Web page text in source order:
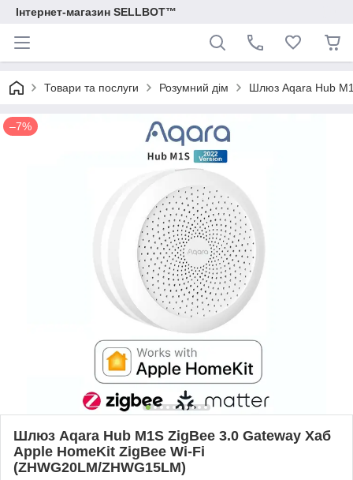
Інтернет-магазин SELLBOT™
Товари та послуги Розумний дім Шлюз Aqara Hub
–7%
Шлюз Aqara Hub M1S ZigBee 3.0 Gateway Хаб
Apple HomeKit ZigBee Wi-Fi
(ZHWG20LM/ZHWG15LM)